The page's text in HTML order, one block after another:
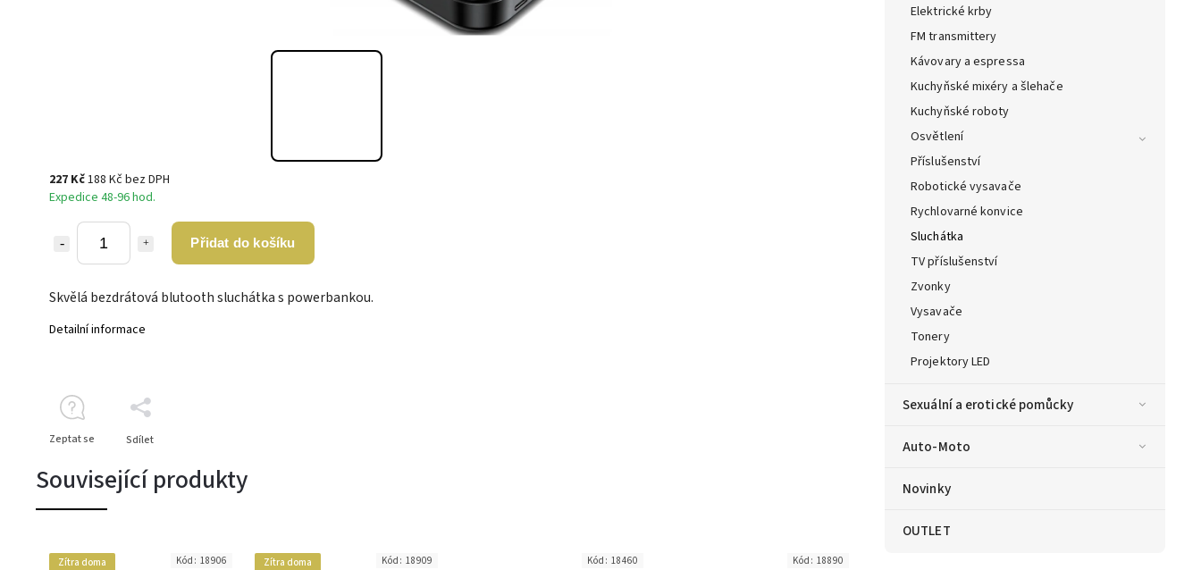
Elektrické krby
FM transmittery
Kávovary a espressa
Kuchyňské mixéry a šlehače
Kuchyňské roboty
Osvětlení
Příslušenství
Robotické vysavače
Rychlovarné konvice
Sluchátka
TV příslušenství
Zvonky
Vysavače
Tonery
Projektory LED
Sexuální a erotické pomůcky
Auto-Moto
Novinky
OUTLET
227 Kč188 Kč bez DPH
Expedice 48-96 hod.
Přidat do košíku
Skvělá bezdrátová blutooth sluchátka s powerbankou.
Detailní informace
Zeptat se Sdílet
Související produkty
Zítra doma Kód: 18906 Zítra doma Kód: 18909 Kód: 18460 Kód: 18890